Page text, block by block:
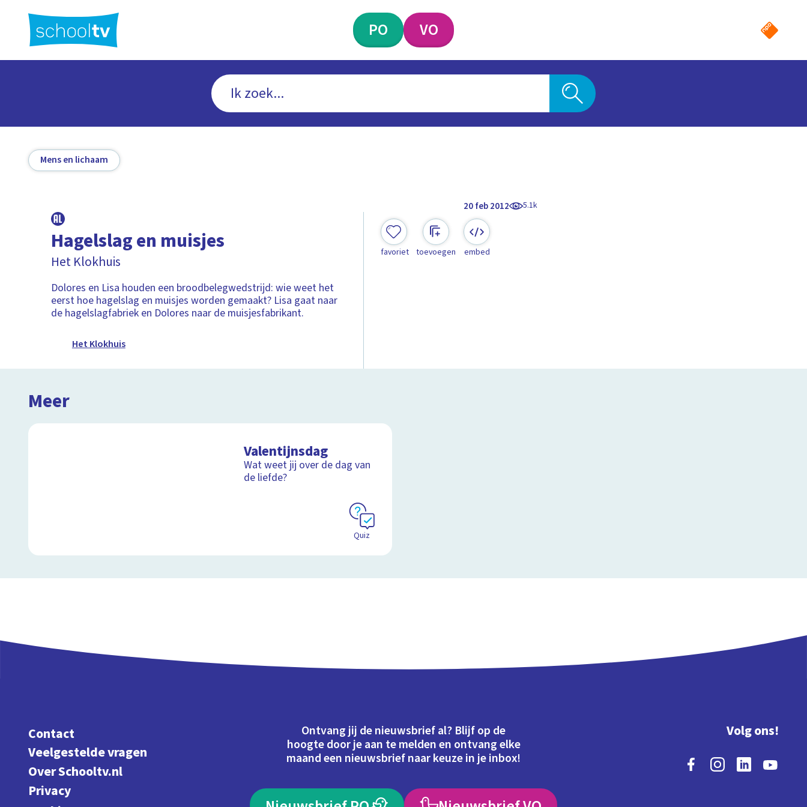
hoofdinhoud
PO VO
Mens en lichaam
20 feb 2012 5.1k
Hagelslag en muisjes
Het Klokhuis
Dolores en Lisa houden een broodbelegwedstrijd: wie weet het
eerst hoe hagelslag en muisjes worden gemaakt? Lisa gaat naar
de hagelslagfabriek en Dolores naar de muisjesfabrikant.
Het Klokhuis
favoriet toevoegen embed
Meer
Valentijnsdag
Wat weet jij over de dag van
de liefde?
Quiz
Contact
Veelgestelde vragen
Over Schooltv.nl
Privacy
Ontvang jij de nieuwsbrief al? Blijf op de
hoogte door je aan te melden en ontvang elke
maand een nieuwsbrief naar keuze in je inbox!
Volg ons!